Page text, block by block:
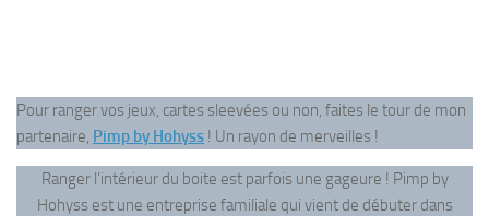
Pour ranger vos jeux, cartes sleevées ou non, faites le tour de mon
partenaire, Pimp by Hohyss ! Un rayon de merveilles !
Ranger l’intérieur du boite est parfois une gageure ! Pimp by
Hohyss est une entreprise familiale qui vient de débuter dans